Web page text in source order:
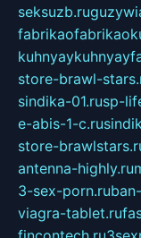
seksuzb.ru
store-brawl-
sindika-01.rusp-
e-abis-1-c.ru
store-
antenna-highly.ru
3-sex-porn.ru
viagra-tablet.ru